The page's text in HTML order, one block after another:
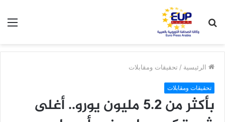
عن
الرئيسية / تحقيقات ومقابلات
تحقيقات ومقابلات
بأكثر من 5.2 مليون يورو.. أغلى